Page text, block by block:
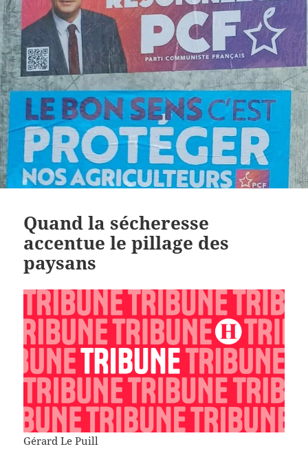
Quand la sécheresse
accentue le pillage des
paysans
Gérard Le Puill